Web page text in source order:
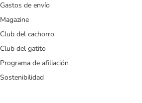
Gastos de envío
Magazine
Club del cachorro
Club del gatito
Programa de afiliación
Sostenibilidad